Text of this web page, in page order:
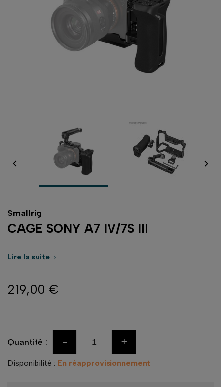
 
Smallrig
CAGE SONY A7 IV/7S III
Lire la suite 
219,00 €
Quantité : - +
Disponibilité : En réapprovisionnement